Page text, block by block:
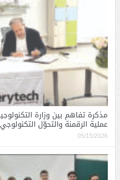
عملية الرقمنة والتحوّل التكنولوجي
05/15/2026